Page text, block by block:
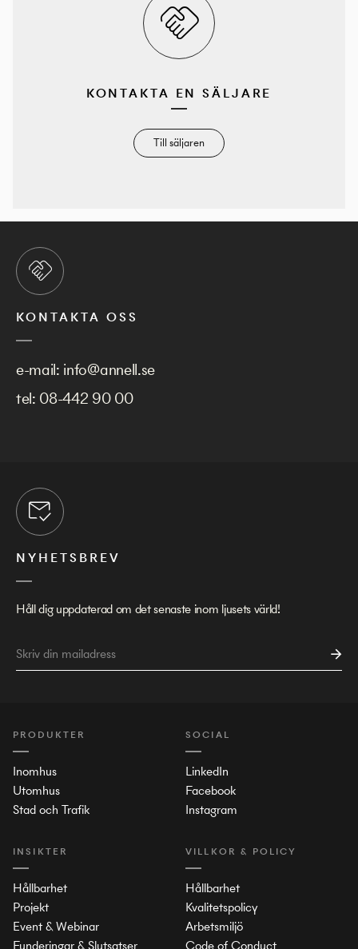
KONTAKTA EN SÄLJARE
Till säljaren
KONTAKTA OSS
e-mail: info@annell.se
tel: 08-442 90 00
NYHETSBREV
Håll dig uppdaterad om det senaste inom ljusets värld!
PRODUKTER
Inomhus
Utomhus
Stad och Trafik
INSIKTER
Hållbarhet
Projekt
Event & Webinar
Funderingar & Slutsatser
SOCIAL
LinkedIn
Facebook
Instagram
VILLKOR & POLICY
Hållbarhet
Kvalitetspolicy
Arbetsmiljö
Code of Conduct